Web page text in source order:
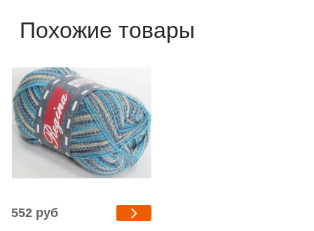
Похожие товары
552 руб